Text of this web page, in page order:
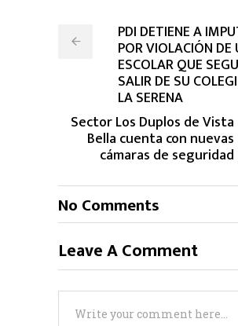
PDI DETIENE A
POR VIOLACIÓN DE
ESCOLAR QUE
SALIR DE SU
LA SERENA
Sector Los Duplos de Vista
Bella cuenta con nuevas
cámaras de seguridad
No Comments
Leave A Comment